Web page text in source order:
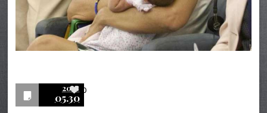
2018
05.30
0